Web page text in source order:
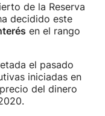
de la Reserva
decidido este
en el rango
el pasado
iniciadas en
del dinero